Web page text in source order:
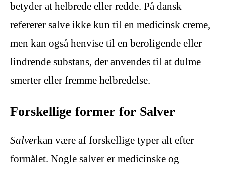
betyder at helbrede eller redde. På dansk
refererer salve ikke kun til en medicinsk creme,
men kan også henvise til en beroligende eller
lindrende substans, der anvendes til at dulme
smerter eller fremme helbredelse.
Forskellige former for Salver
Salverkan være af forskellige typer alt efter
formålet. Nogle salver er medicinske og